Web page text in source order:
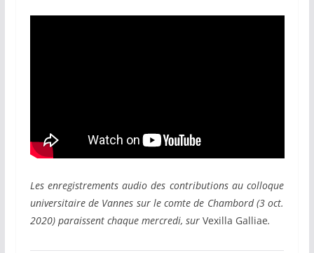
Les enregistrements audio des contributions au colloque
universitaire de Vannes sur le comte de Chambord (3 oct.
2020) paraissent chaque mercredi, sur Vexilla Galliae.